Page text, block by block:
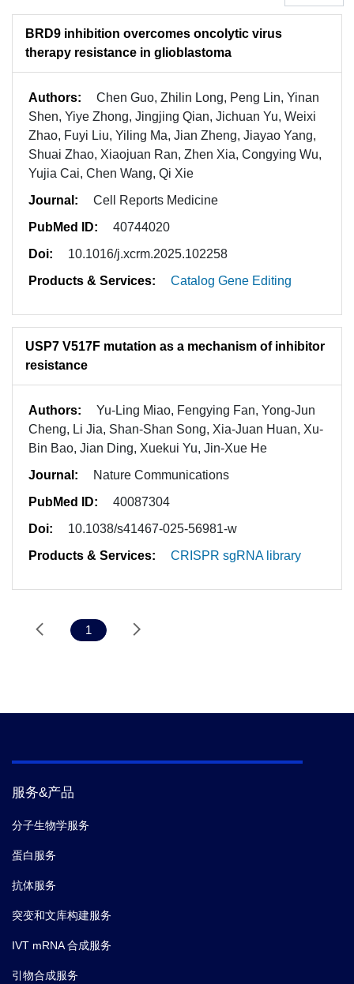
BRD9 inhibition overcomes oncolytic virus
therapy resistance in glioblastoma
Authors:
Chen Guo, Zhilin Long, Peng Lin, Yinan
Shen, Yiye Zhong, Jingjing Qian, Jichuan Yu, Weixi
Zhao, Fuyi Liu, Yiling Ma, Jian Zheng, Jiayao Yang,
Shuai Zhao, Xiaojuan Ran, Zhen Xia, Congying Wu,
Yujia Cai, Chen Wang, Qi Xie
Journal:
Cell Reports Medicine
PubMed ID:
40744020
Doi:
10.1016/j.xcrm.2025.102258
Products & Services:
Catalog Gene Editing
USP7 V517F mutation as a mechanism of inhibitor
resistance
Authors:
Yu-Ling Miao, Fengying Fan, Yong-Jun
Cheng, Li Jia, Shan-Shan Song, Xia-Juan Huan, Xu-
Bin Bao, Jian Ding, Xuekui Yu, Jin-Xue He
Journal:
Nature Communications
PubMed ID:
40087304
Doi:
10.1038/s41467-025-56981-w
Products & Services:
CRISPR sgRNA library
1
服务&产品
分子生物学服务
蛋白服务
抗体服务
突变和文库构建服务
IVT mRNA 合成服务
引物合成服务